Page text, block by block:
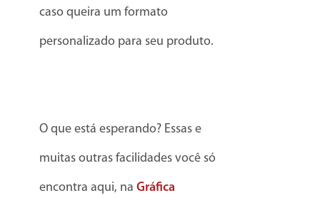
caso queira um formato
personalizado para seu produto.
O que está esperando? Essas e
muitas outras facilidades você só
encontra aqui, na Gráfica